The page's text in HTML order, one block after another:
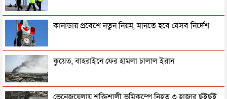
কানাডায় প্রবেশে নতুন নিয়ম, মানতে হবে যেসব নির্দেশ
কুয়েত, বাহরাইনে ফের হামলা চালাল ইরান